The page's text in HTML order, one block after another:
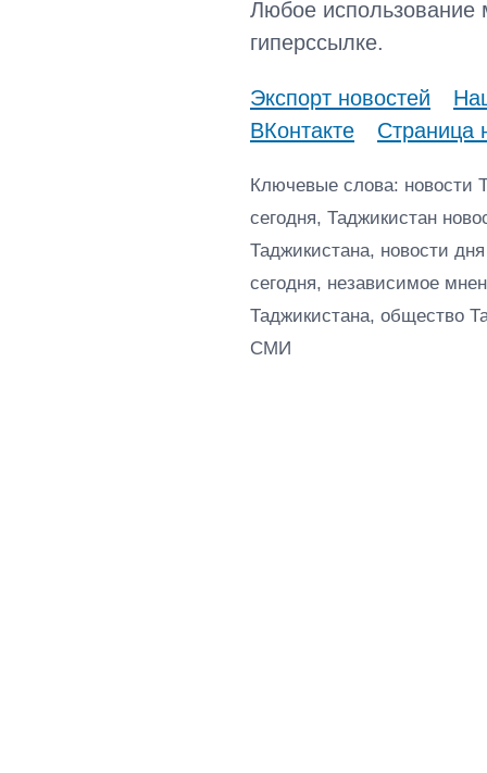
Любое использование
гиперссылке.
Экспорт новостей
ВКонтакте
Страница
Ключевые слова: новости
сегодня, Таджикистан
Таджикистана, новости
сегодня, независимое
Таджикистана, общество
СМИ